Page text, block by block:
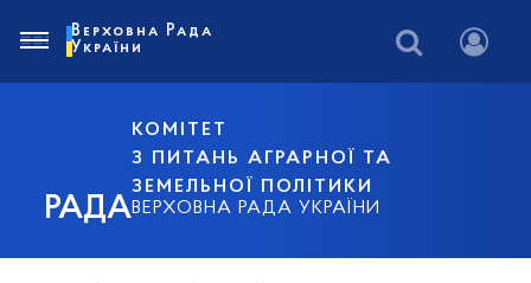
РАДА
КОМІТЕТ
З ПИТАНЬ АГРАРНОЇ ТА
ЗЕМЕЛЬНОЇ ПОЛІТИКИ
ВЕРХОВНА РАДА УКРАЇНИ
Верховна Рада
України